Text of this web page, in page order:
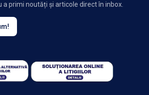
primi noutăți și articole direct în inbox.